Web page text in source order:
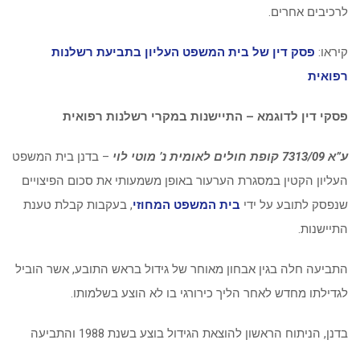
לרכיבים אחרים.
קיראו: פסק דין של בית המשפט העליון בתביעת רשלנות
רפואית
פסקי דין לדוגמא – התיישנות במקרי רשלנות רפואית
ע”א 7313/09 קופת חולים לאומית נ’ מוטי לוי
– בדנן בית המשפט
העליון הקטין במסגרת הערעור באופן משמעותי את סכום הפיצויים
שנפסק לתובע על ידי בית המשפט המחוזי, בעקבות קבלת טענת
התיישנות.
התביעה חלה בגין אבחון מאוחר של גידול בראש התובע, אשר הוביל
לגדילתו מחדש לאחר הליך כירורגי בו לא הוצע בשלמותו.
בדנן, הניתוח הראשון להוצאת הגידול בוצע בשנת 1988 והתביעה